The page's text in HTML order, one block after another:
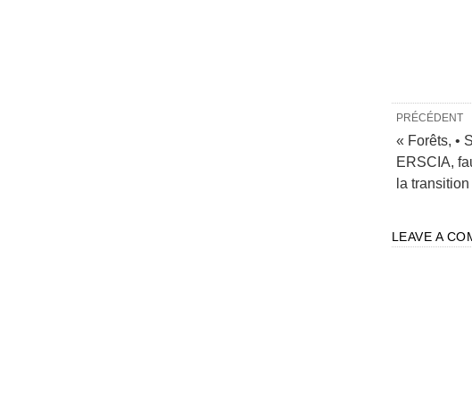
PRÉCÉDENT
« Forêts, •
ERSCIA,
la
LEAVE A